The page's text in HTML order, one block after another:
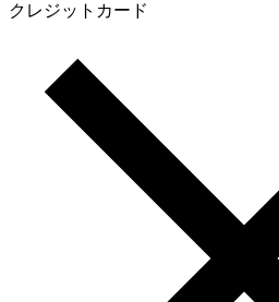
クレジットカード